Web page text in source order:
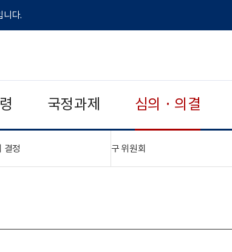
니다.
국정과제 심의 · 의결
결정 구 위원회